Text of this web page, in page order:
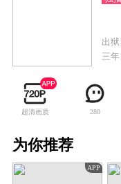
出
三
然
峰
但
母
超清画质 280
为你推荐
APP